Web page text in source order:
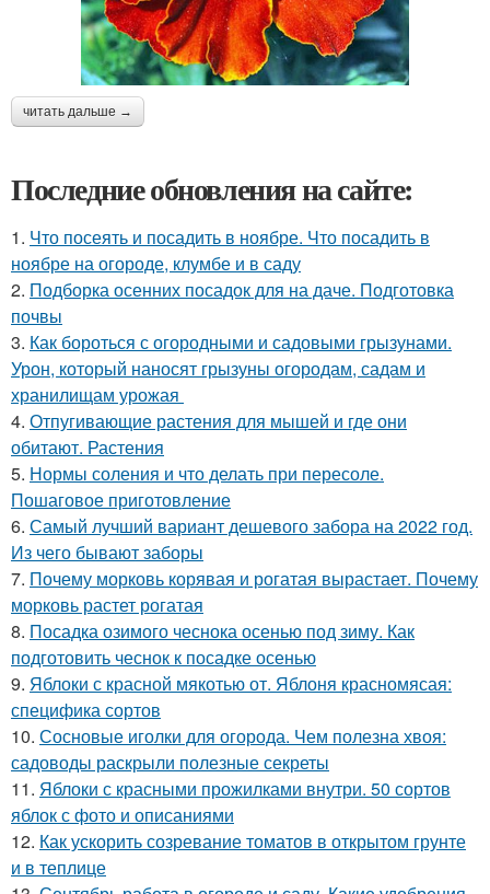
читать дальше →
Последние обновления на сайте:
1. Что посеять и посадить в ноябре. Что посадить в
ноябре на огороде, клумбе и в саду
2. Подборка осенних посадок для на даче. Подготовка
почвы
3. Как бороться с огородными и садовыми грызунами.
Урон, который наносят грызуны огородам, садам и
хранилищам урожая
4. Отпугивающие растения для мышей и где они
обитают. Растения
5. Нормы соления и что делать при пересоле.
Пошаговое приготовление
6. Самый лучший вариант дешевого забора на 2022 год.
Из чего бывают заборы
7. Почему морковь корявая и рогатая вырастает. Почему
морковь растет рогатая
8. Посадка озимого чеснока осенью под зиму. Как
подготовить чеснок к посадке осенью
9. Яблоки с красной мякотью от. Яблоня красномясая:
специфика сортов
10. Сосновые иголки для огорода. Чем полезна хвоя:
садоводы раскрыли полезные секреты
11. Яблоки с красными прожилками внутри. 50 сортов
яблок с фото и описаниями
12. Как ускорить созревание томатов в открытом грунте
и в теплице